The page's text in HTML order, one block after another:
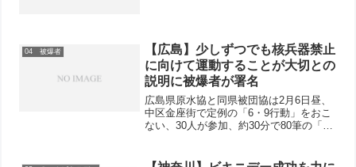
04 被爆者
【広島】少しずつでも核兵器禁止
に向けて運動することが大切との
説明に被爆者が署名
広島県原水協と同県被団協は2月6日昼、
中区金座街で定例の「6・9行動」をおこ
ない、30人が参加、約30分で80筆の「核
という70代の女性は、「こんなことをし